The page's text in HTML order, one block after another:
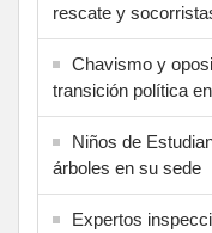
rescate y
Chavismo y
transición política
Niños de
árboles en su sede
Expertos